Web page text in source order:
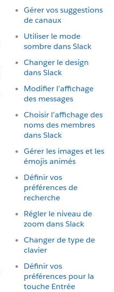
Gérer vos suggestions
de canaux
Utiliser le mode
sombre dans Slack
Changer le design
dans Slack
Modifier l’affichage
des messages
Choisir l’affichage des
noms des membres
dans Slack
Gérer les images et les
émojis animés
Définir vos
préférences de
recherche
Régler le niveau de
zoom dans Slack
Changer de type de
clavier
Définir vos
préférences pour la
touche Entrée